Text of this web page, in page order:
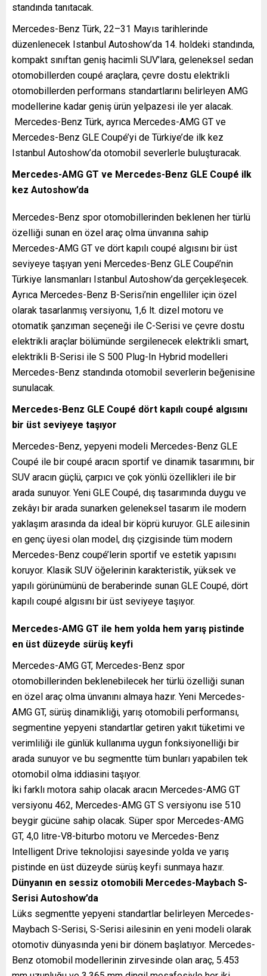
standında tanıtacak.
Mercedes-Benz Türk, 22–31 Mayıs tarihlerinde
düzenlenecek Istanbul Autoshow’da 14. holdeki standında,
kompakt sınıftan geniş hacimli SUV’lara, geleneksel sedan
otomobillerden coupé araçlara, çevre dostu elektrikli
otomobillerden performans standartlarını belirleyen AMG
modellerine kadar geniş ürün yelpazesi ile yer alacak.
Mercedes-Benz Türk, ayrıca Mercedes-AMG GT ve
Mercedes-Benz GLE Coupé’yi de Türkiye’de ilk kez
Istanbul Autoshow’da otomobil severlerle buluşturacak.
Mercedes-AMG GT ve Mercedes-Benz GLE Coupé ilk
kez Autoshow’da
Mercedes-Benz spor otomobillerinden beklenen her türlü
özelliği sunan en özel araç olma ünvanına sahip
Mercedes-AMG GT ve dört kapılı coupé algısını bir üst
seviyeye taşıyan yeni Mercedes-Benz GLE Coupé’nin
Türkiye lansmanları Istanbul Autoshow’da gerçekleşecek.
Ayrıca Mercedes-Benz B-Serisi’nin engelliler için özel
olarak tasarlanmış versiyonu, 1,6 lt. dizel motoru ve
otomatik şanzıman seçeneği ile C-Serisi ve çevre dostu
elektrikli araçlar bölümünde sergilenecek elektrikli smart,
elektrikli B-Serisi ile S 500 Plug-In Hybrid modelleri
Mercedes-Benz standında otomobil severlerin beğenisine
sunulacak.
Mercedes-Benz GLE Coupé dört kapılı coupé algısını
bir üst seviyeye taşıyor
Mercedes-Benz, yepyeni modeli Mercedes-Benz GLE
Coupé ile bir coupé aracın sportif ve dinamik tasarımını, bir
SUV aracın güçlü, çarpıcı ve çok yönlü özellikleri ile bir
arada sunuyor. Yeni GLE Coupé, dış tasarımında duygu ve
zekâyı bir arada sunarken geleneksel tasarım ile modern
yaklaşım arasında da ideal bir köprü kuruyor. GLE ailesinin
en genç üyesi olan model, dış çizgisinde tüm modern
Mercedes-Benz coupé’lerin sportif ve estetik yapısını
koruyor. Klasik SUV öğelerinin karakteristik, yüksek ve
yapılı görünümünü de beraberinde sunan GLE Coupé, dört
kapılı coupé algısını bir üst seviyeye taşıyor.
Mercedes-AMG GT ile hem yolda hem yarış pistinde
en üst düzeyde sürüş keyfi
Mercedes-AMG GT, Mercedes-Benz spor
otomobillerinden beklenebilecek her türlü özelliği sunan
en özel araç olma ünvanını almaya hazır.‎ Yeni Mercedes-
AMG GT, sürüş dinamikliği, yarış otomobili performansı,
segmentine yepyeni standartlar getiren yakıt tüketimi ve
verimliliği ile günlük kullanıma uygun fonksiyonelliği bir
arada sunuyor ve bu segmentte tüm bunları yapabilen tek
otomobil olma iddiasini taşıyor.
İki farklı motora sahip olacak aracın Mercedes-AMG GT
versiyonu 462, Mercedes-AMG GT S versiyonu ise 510
beygir gücüne sahip olacak. Süper spor Mercedes-AMG
GT, 4,0 litre-V8-biturbo motoru ve Mercedes-Benz
Intelligent Drive teknolojisi sayesinde yolda ve yarış
pistinde en üst düzeyde sürüş keyfi sunmaya hazır.
Dünyanın en sessiz otomobili Mercedes-Maybach S-
Serisi Autoshow’da
Lüks segmentte yepyeni standartlar belirleyen Mercedes-
Maybach S-Serisi, S-Serisi ailesinin en yeni modeli olarak
otomotiv dünyasında yeni bir dönem başlatıyor. Mercedes-
Benz otomobil modellerinin zirvesinde olan araç, 5.453